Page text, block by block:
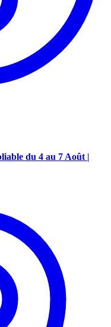
du 4 au 7 Août |